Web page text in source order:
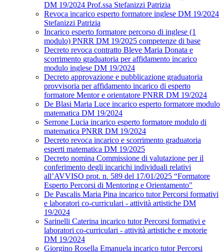
DM 19/2024 Prof.ssa Stefanizzi Patrizia
Revoca incarico esperto formatore inglese DM 19/2024
Stefanizzi Patrizia
Incarico esperto formatore percorso di inglese (1
modulo) PNRR DM 19/2025 competenze di base
Decreto revoca contratto Bleve Maria Donata e
scorrimento graduatoria per affidamento incarico
modulo inglese DM 19/2024
Decreto approvazione e pubblicazione graduatoria
provvisoria per affidamento incarico di esperto
formatore Mentor e orientatore PNRR DM 19/2024
De Blasi Maria Luce incarico esperto formatore modulo
matematica DM 19/2024
Serrone Lucia incarico esperto formatore modulo di
matematica PNRR DM 19/2024
Decreto revoca incarico e scorrimento graduatoria
esperti matematica DM 19/2025
Decreto nomina Commissione di valutazione per il
conferimento degli incarichi individuali relativi
all’AVVISO prot. n. 589 del 17/01/2025 “Formatore
Esperto Percorsi di Mentoring e Orientamento"
De Pascalis Maria Pina incarico tutor Percorsi formativi
e laboratori co-curriculari - attività artistiche DM
19/2024
Sarinelli Caterina incarico tutor Percorsi formativi e
laboratori co-curriculari - attività artistiche e motorie
DM 19/2024
Giorgino Rosella Emanuela incarico tutor Percorsi